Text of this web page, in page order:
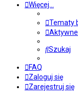
Więcej…
Tematy
Szukaj
FAQ
Zaloguj się
Zarejestruj się